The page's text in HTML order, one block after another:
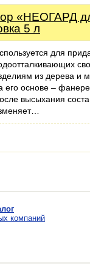
«НЕОГАРД
5 л
для
из дерева и
его основе –
высыхания
компаний